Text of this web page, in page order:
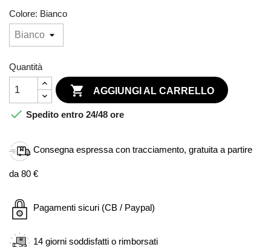
Colore: Bianco
Quantità
 AGGIUNGI AL CARRELLO
 Spedito entro 24/48 ore
Consegna espressa con tracciamento, gratuita a partire
da 80 €
Pagamenti sicuri (CB / Paypal)
14 giorni soddisfatti o rimborsati